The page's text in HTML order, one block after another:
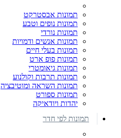
תמונות אבסטרקט
תמונות נופים וטבע
תמונות נורדי
תמונות אנשים ודמויות
תמונות בעלי חיים
תמונות פופ ארט
תמונות גיאומטרי
תמונות תרבות וקולנוע
תמונות השראה ומוטיבציה
תמונות ספורט
יהדות ויודאיקה
תמונות לפי חדר